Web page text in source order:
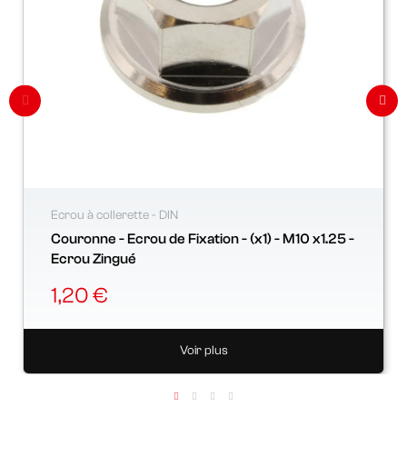
Ecrou à collerette - DIN
Couronne - Ecrou de Fixation - (x1) - M10 x1.25 -
Ecrou Zingué
1,20 €
Voir plus